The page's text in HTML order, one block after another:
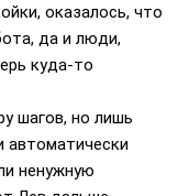
оказалось, что
да и люди,
куда-то
шагов, но лишь
автоматически
ненужную